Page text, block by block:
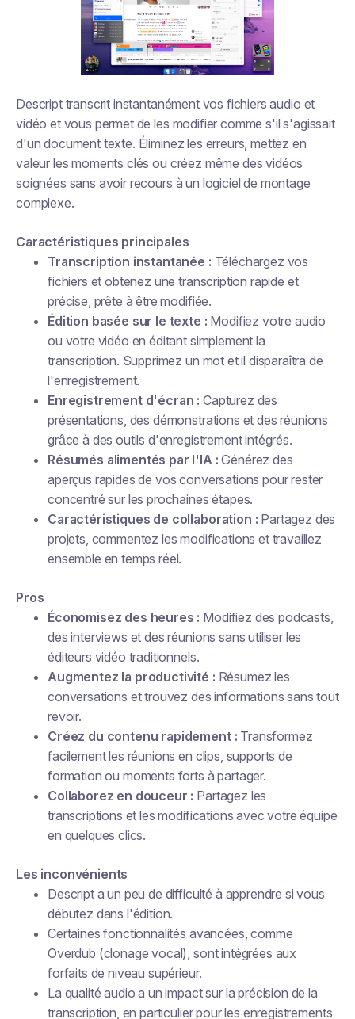
Descript transcrit instantanément vos fichiers audio et
vidéo et vous permet de les modifier comme s'il s'agissait
d'un document texte. Éliminez les erreurs, mettez en
valeur les moments clés ou créez même des vidéos
soignées sans avoir recours à un logiciel de montage
complexe.
Caractéristiques principales
Transcription instantanée : Téléchargez vos
fichiers et obtenez une transcription rapide et
précise, prête à être modifiée.
Édition basée sur le texte : Modifiez votre audio
ou votre vidéo en éditant simplement la
transcription. Supprimez un mot et il disparaîtra de
l'enregistrement.
Enregistrement d'écran : Capturez des
présentations, des démonstrations et des réunions
grâce à des outils d'enregistrement intégrés.
Résumés alimentés par l'IA : Générez des
aperçus rapides de vos conversations pour rester
concentré sur les prochaines étapes.
Caractéristiques de collaboration : Partagez des
projets, commentez les modifications et travaillez
ensemble en temps réel.
Pros
Économisez des heures : Modifiez des podcasts,
des interviews et des réunions sans utiliser les
éditeurs vidéo traditionnels.
Augmentez la productivité : Résumez les
conversations et trouvez des informations sans tout
revoir.
Créez du contenu rapidement : Transformez
facilement les réunions en clips, supports de
formation ou moments forts à partager.
Collaborez en douceur : Partagez les
transcriptions et les modifications avec votre équipe
en quelques clics.
Les inconvénients
Descript a un peu de difficulté à apprendre si vous
débutez dans l'édition.
Certaines fonctionnalités avancées, comme
Overdub (clonage vocal), sont intégrées aux
forfaits de niveau supérieur.
La qualité audio a un impact sur la précision de la
transcription, en particulier pour les enregistrements